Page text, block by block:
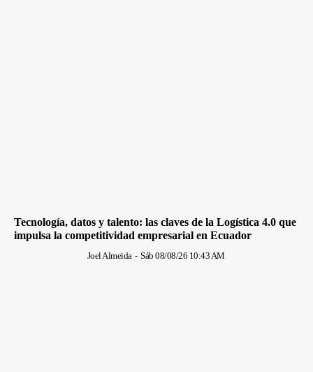
Tecnología, datos y talento: las claves de la Logística 4.0 que
impulsa la competitividad empresarial en Ecuador
Joel Almeida - Sáb 08/08/26 10:43 AM